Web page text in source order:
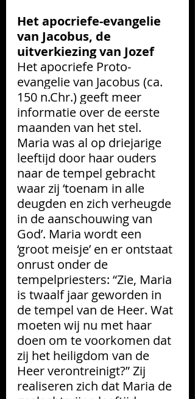
Het apocriefe-evangelie
van Jacobus, de
uitverkiezing van Jozef
Het apocriefe Proto-
evangelie van Jacobus (ca.
150 n.Chr.) geeft meer
informatie over de eerste
maanden van het stel.
Maria was al op driejarige
leeftijd door haar ouders
naar de tempel gebracht
waar zij ‘toenam in alle
deugden en zich verheugde
in de aanschouwing van
God’. Maria wordt een
‘groot meisje’ en er ontstaat
onrust onder de
tempelpriesters: “Zie, Maria
is twaalf jaar geworden in
de tempel van de Heer. Wat
moeten wij nu met haar
doen om te voorkomen dat
zij het heiligdom van de
Heer verontreinigt?” Zij
realiseren zich dat Maria de